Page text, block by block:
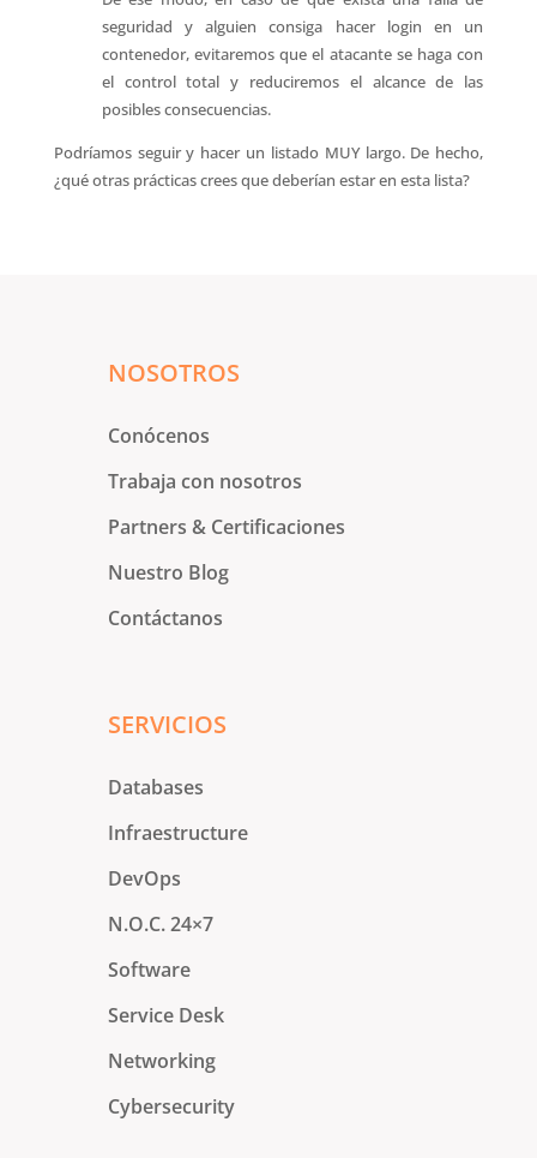
seguridad y alguien consiga hacer login en un
contenedor, evitaremos que el atacante se haga con
el control total y reduciremos el alcance de las
posibles consecuencias.
Podríamos seguir y hacer un listado MUY largo. De hecho,
¿qué otras prácticas crees que deberían estar en esta lista?
NOSOTROS
Conócenos
Trabaja con nosotros
Partners & Certificaciones
Nuestro Blog
Contáctanos
SERVICIOS
Databases
Infraestructure
DevOps
N.O.C. 24×7
Software
Service Desk
Networking
Cybersecurity